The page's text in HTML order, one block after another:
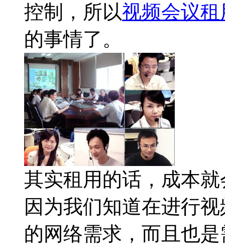
控制，所以视频会议租
的事情了。
其实租用的话，成本
因为我们知道在进行
的网络需求，而且也